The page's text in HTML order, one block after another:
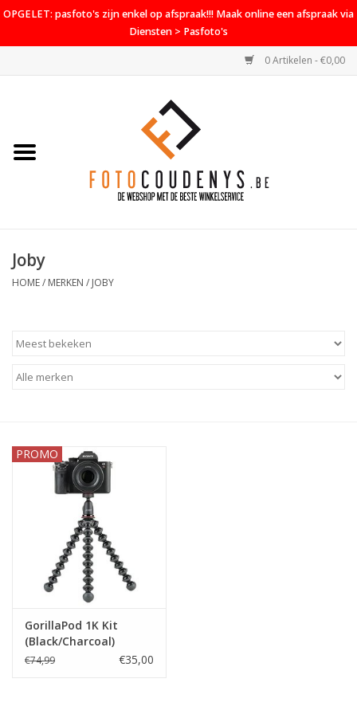
OPGELET: pasfoto's zijn enkel op afspraak!!! Maak online een afspraak via
Diensten > Pasfoto's
0 Artikelen - €0,00
Home
PROMO
Contact
Joby
HOME/ MERKEN / JOBY
PROMO
GorillaPod 1K Kit
(Black/Charcoal)
€74,99 €35,00